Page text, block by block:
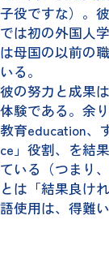
子役ですな）。
では初の外国人
は母国の以前の
いる。
彼の努力と成果
体験である。余
教育education、
ce」役割、を結
ている（つまり
とは「結果良け
語使用は、得難